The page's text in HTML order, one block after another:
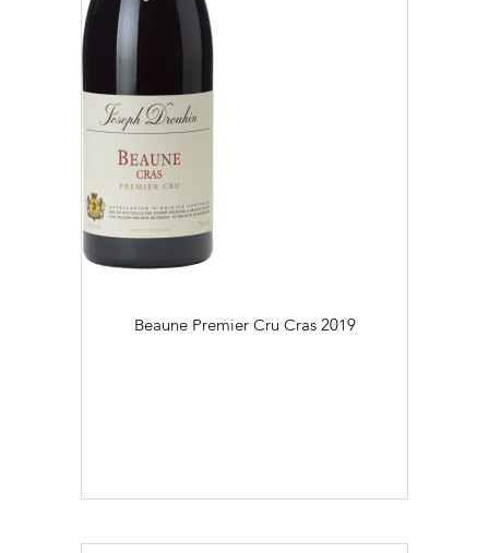
Beaune Premier Cru Cras 2019